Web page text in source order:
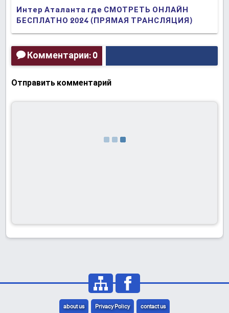
Интер Аталанта где СМОТРЕТЬ ОНЛАЙН
БЕСПЛАТНО 2024 (ПРЯМАЯ ТРАНСЛЯЦИЯ)
Комментарии: 0
Отправить комментарий
contact us
Privacy Policy
about us